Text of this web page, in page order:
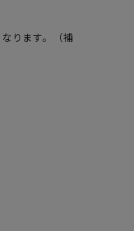
ります。（補